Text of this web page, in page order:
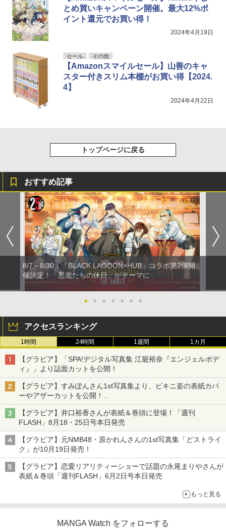
とめ買いキャンペーン開催。最大12%ポ
イント還元でお買い得！
2024年4月19日
セール その他
【Amazonスマイルセール】山善のキャ
スター付きスリム本棚がお買い得【2024.
4】
2024年4月22日
トップページに戻る
おすすめ記事
8/7～8/30：「BLACK LAGOON×HUB」コラボ第2弾開
催決定！「悪党たちの休日」がテーマに
● ● ● ● ● ● ●
アクセスランキング
1時間 24時間 1週間 1カ月
【グラビア】「SPA!デジタル写真集 江籠裕奈『エンジェルボデ
ィ』」より誌面カットを公開！
【グラビア】すみぽんさん1st写真集より、ビキニ姿の表紙カバ
ーやアザーカットを公開！
タイトルは「offcourt（オフコート）」に決定
【グラビア】井口裕香さんが表紙＆巻頭に登場！「週刊
FLASH」8月18・25日号本日発売
【グラビア】元NMB48・原かれんさんの1st写真集「どストライ
ク」が10月19日発売！
【グラビア】恋愛リアリティーショーで話題の永尾まりやさんが
表紙＆巻頭「週刊FLASH」6月2日号本日発売
もっと見る
MANGA Watch をフォローする